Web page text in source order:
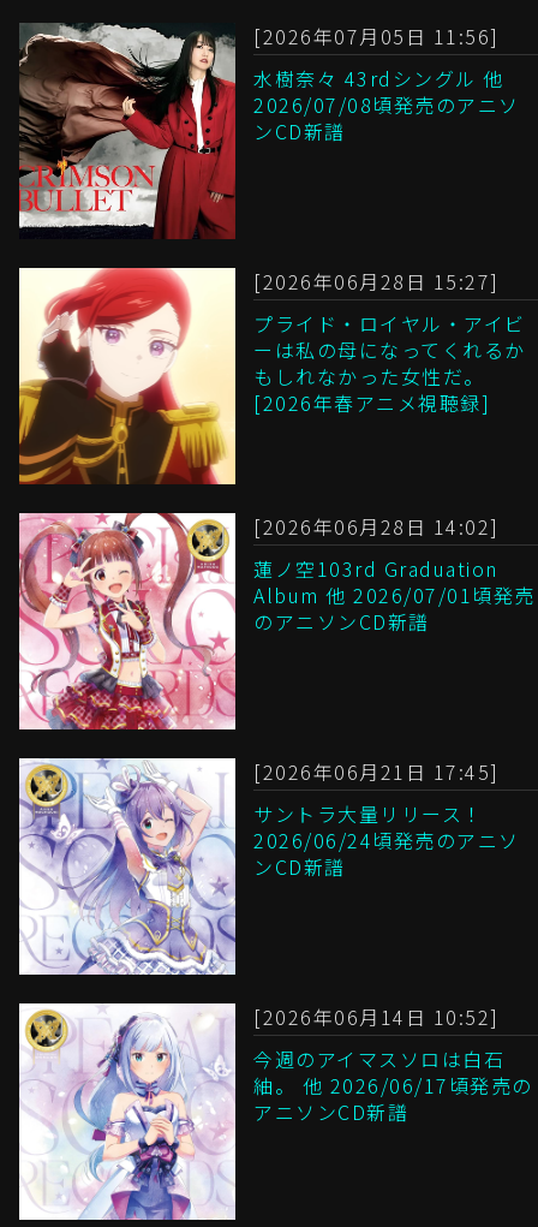
[2026年07月05日 11:56]
水樹奈々 43rdシングル 他
2026/07/08頃発売のアニソ
ンCD新譜
[2026年06月28日 15:27]
プライド・ロイヤル・アイビ
ーは私の母になってくれるか
もしれなかった女性だ。
[2026年春アニメ視聴録]
[2026年06月28日 14:02]
蓮ノ空103rd Graduation
Album 他 2026/07/01頃発売
のアニソンCD新譜
[2026年06月21日 17:45]
サントラ大量リリース！
2026/06/24頃発売のアニソ
ンCD新譜
[2026年06月14日 10:52]
今週のアイマスソロは白石
紬。 他 2026/06/17頃発売の
アニソンCD新譜